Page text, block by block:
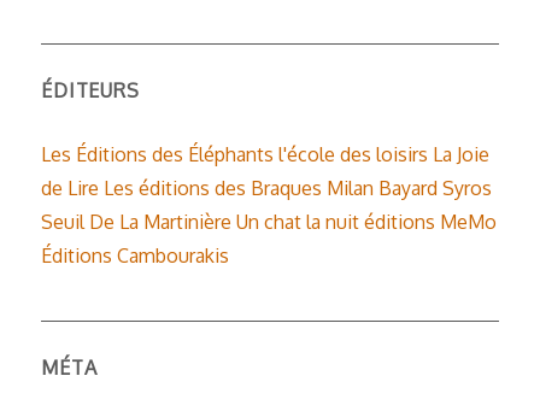
ÉDITEURS
Les Éditions des Éléphants l'école des loisirs La Joie
de Lire Les éditions des Braques Milan Bayard Syros
Seuil De La Martinière Un chat la nuit éditions MeMo
Éditions Cambourakis
MÉTA